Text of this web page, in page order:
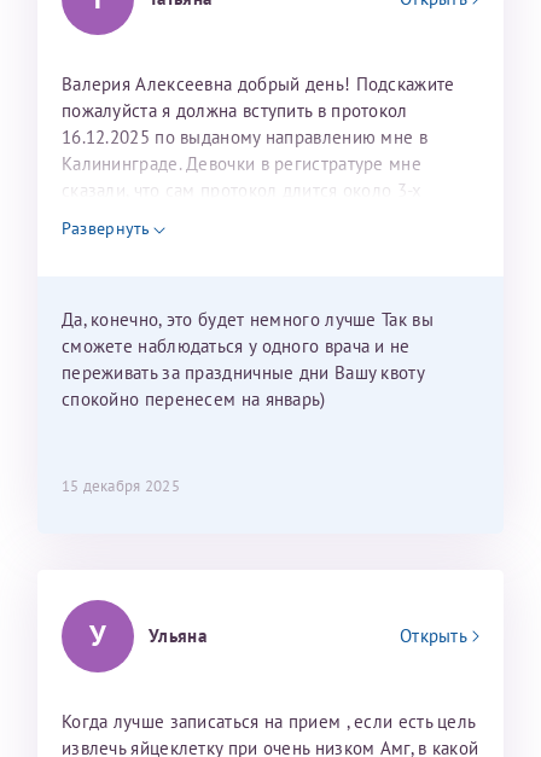
Валерия Алексеевна добрый день! Подскажите
пожалуйста я должна вступить в протокол
16.12.2025 по выданому направлению мне в
Калининграде. Девочки в регистратуре мне
сказали, что сам протокол длится около 3-х
недель и 3 недели я должна находится в Питере.
Можно мне новый год провести в Калининграде и
Развернуть
Да, конечно, это будет немного лучше Так вы
сможете наблюдаться у одного врача и не
переживать за праздничные дни Вашу квоту
спокойно перенесем на январь)
15 декабря 2025
У Ульяна Открыть
Когда лучше записаться на прием , если есть цель
извлечь яйцеклетку при очень низком Амг, в какой